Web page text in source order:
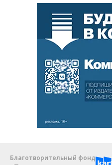
Благотворительный фонд